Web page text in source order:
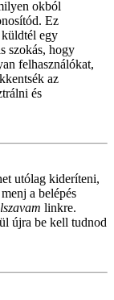
okból
Ez
küldtél egy
szokás, hogy
felhasználókat,
az
és
utólag kideríteni,
a belépés
linkre.
újra be kell tudnod